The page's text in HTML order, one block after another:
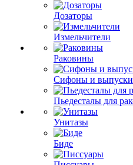
Дозаторы
Измельчители
Раковины
Сифоны и выпуски
Пьедесталы для
Унитазы
Биде